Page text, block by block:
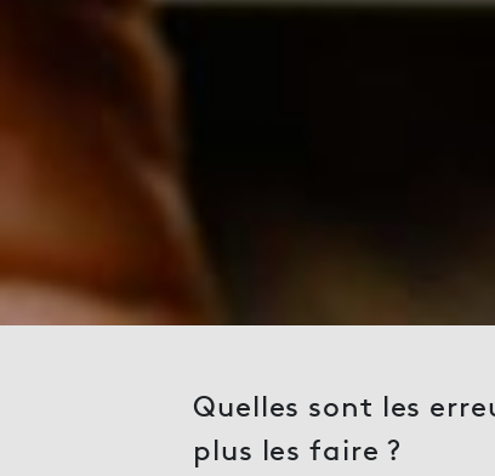
Quelles sont les
plus les faire ?